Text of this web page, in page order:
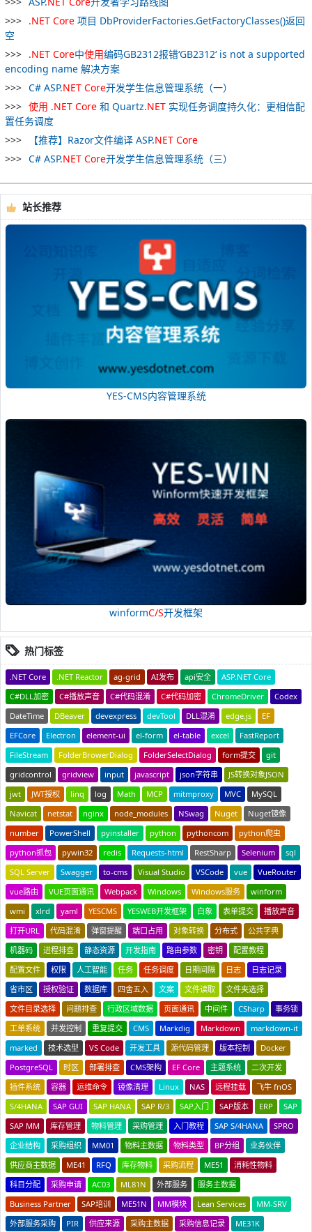
.NET Core 项目 DbProviderFactories.GetFactoryClasses()返回
空
.NET Core中使用编码GB2312报错‘GB2312‘ is not a supported
encoding name 解决方案
C# ASP.NET Core开发学生信息管理系统（一）
使用 .NET Core 和 Quartz.NET 实现任务调度持久化：更相信配
置任务调度
【推荐】Razor文件编译 ASP.NET Core
C# ASP.NET Core开发学生信息管理系统（三）
站长推荐
YES-CMS内容管理系统
winformC/S开发框架
热门标签
.NET Core .NET Reactor ag-grid AI发布 api安全
ASP.NET Core
C#DLL加密
C#播放声音 C#代码混淆 C#代码加密 ChromeDriver
Codex
DateTime
DBeaver devexpress devTool DLL混淆 edge.js
EF
EFCore
Electron element-ui el-form el-table excel
FastReport
FileStream
FolderBrowerDialog FolderSelectDialog form提交
git
gridcontrol
gridview input javascript json字符串
JS转换对象JSON
jwt
JWT授权 linq log Math MCP mitmproxy MVC
MySQL
Navicat
netstat nginx node_modules NSwag Nuget
Nuget镜像
number
PowerShell pyinstaller python pythoncom
python爬虫
python抓包
pywin32 redis Requests-html RestSharp Selenium
sql
SQL Server
Swagger to-cms Visual Studio VSCode vue
VueRouter
vue路由
VUE页面通讯 Webpack Windows Windows服务
winform
wmi
xlrd yaml YESCMS YESWEB开发框架 白象 表单提交
播放声音
打开URL
代码混淆 弹窗提醒 端口占用 对象转换 分布式
公共字典
机器码
进程排查 静态资源 开发指南 路由参数 密钥
配置教程
配置文件
权限 人工智能 任务 任务调度 日期间隔 日志
日志记录
省市区
授权验证 数据库 四舍五入 文案 文件读取
文件夹选择
文件目录选择
问题排查 行政区域数据 页面通讯 中间件 CSharp
事务锁
工单系统
并发控制 重复提交 CMS Markdig Markdown
markdown-it
marked
技术选型 VS Code 开发工具 源代码管理 版本控制
Docker
PostgreSQL
时区 部署排查 CMS架构 EF Core 主题系统
二次开发
插件系统
容器 运维命令 镜像清理 Linux NAS 远程挂载
飞牛 fnOS
S/4HANA
SAP GUI SAP HANA SAP R/3 SAP入门 SAP版本 ERP
SAP
SAP MM
库存管理 物料管理 采购管理 入门教程 SAP S/4HANA
SPRO
企业结构
采购组织 MM01 物料主数据 物料类型 BP分组
业务伙伴
供应商主数据
ME41 RFQ 库存物料 采购流程 ME51
消耗性物料
科目分配
采购申请 AC03 ML81N 外部服务
服务主数据
Business Partner
SAP培训 ME51N MM模块 Lean Services
MM-SRV
外部服务采购
PIR 供应来源 采购主数据 采购信息记录
ME31K